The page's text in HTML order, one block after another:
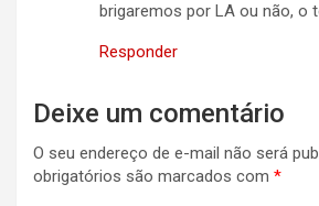
brigaremos por LA ou não, o
Responder
Deixe um comentário
O seu endereço de e-mail não será
obrigatórios são marcados com *